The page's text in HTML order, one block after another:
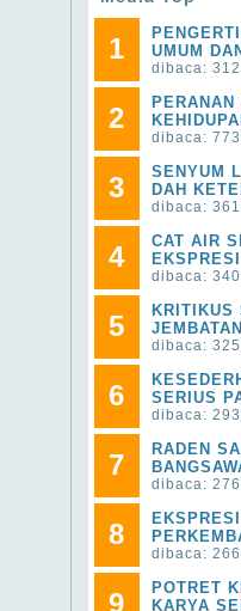
1
UMUM
dibaca:
2
dibaca:
3
SENYUM
DAH
dibaca:
4
CAT AIR
dibaca:
5
KRITIKUS
dibaca:
6
SERIUS
dibaca:
7
RADEN
dibaca:
8
dibaca:
9
POTRET
KARYA